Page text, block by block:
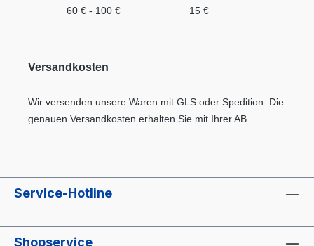
60 € - 100 €
15 €
Versandkosten
Wir versenden unsere Waren mit GLS oder Spedition. Die
genauen Versandkosten erhalten Sie mit Ihrer AB.
Service-Hotline
Shopservice